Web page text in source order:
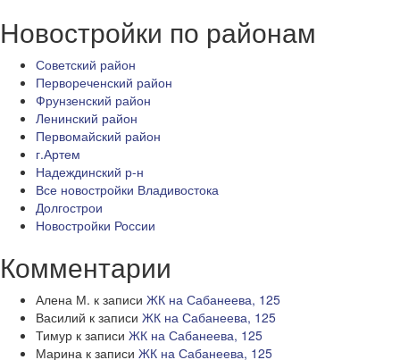
Новостройки по районам
Советский район
Первореченский район
Фрунзенский район
Ленинский район
Первомайский район
г.Артем
Надеждинский р-н
Все новостройки Владивостока
Долгострои
Новостройки России
Комментарии
Алена М. к записи ЖК на Сабанеева, 125
Василий к записи ЖК на Сабанеева, 125
Тимур к записи ЖК на Сабанеева, 125
Марина к записи ЖК на Сабанеева, 125